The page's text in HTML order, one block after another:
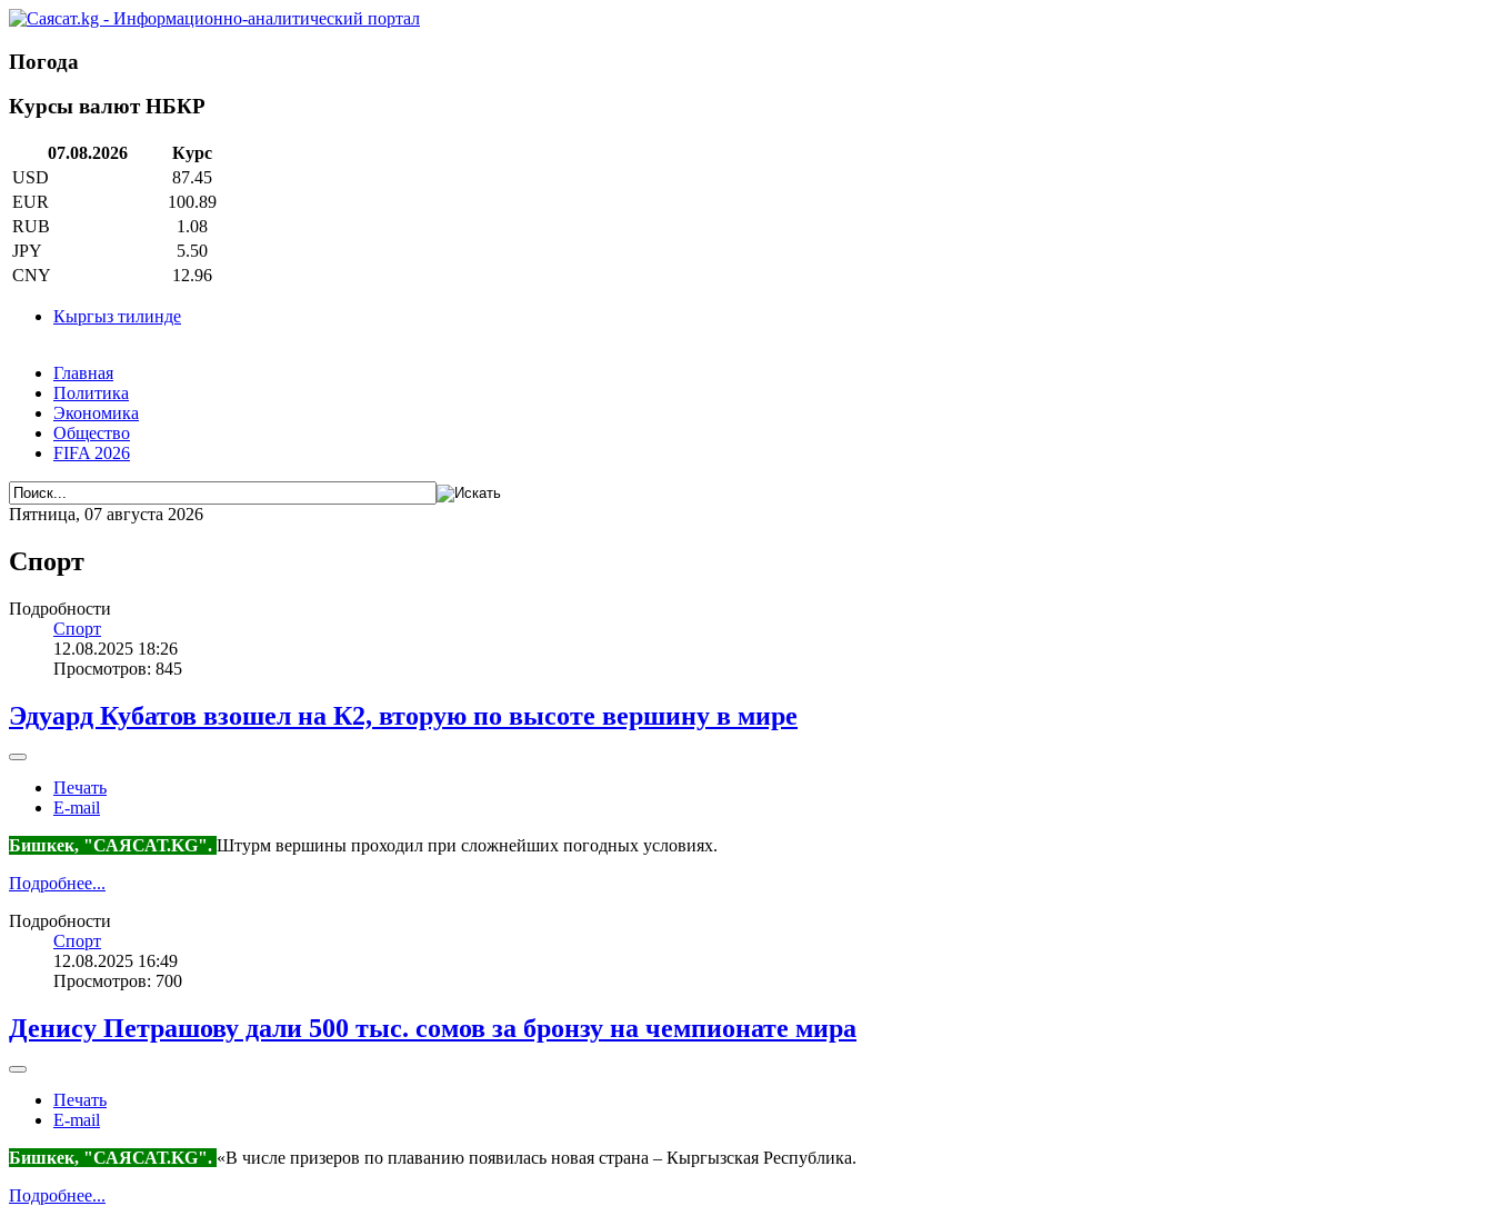
Погода
Курсы валют НБКР
07.08.2026
Курс
USD
87.45
EUR
100.89
RUB
1.08
JPY
5.50
CNY
12.96
Кыргыз тилинде
Главная
Политика
Экономика
Общество
FIFA 2026
Пятница, 07 августа 2026
Спорт
Подробности
Спорт
12.08.2025 18:26
Просмотров: 845
Эдуард Кубатов взошел на К2, вторую по высоте вершину в мире
Печать
E-mail
Бишкек, "САЯСАТ.KG". Штурм вершины проходил при сложнейших погодных условиях.
Подробнее...
Подробности
Спорт
12.08.2025 16:49
Просмотров: 700
Денису Петрашову дали 500 тыс. сомов за бронзу на чемпионате мира
Печать
E-mail
Бишкек, "САЯСАТ.KG". «В числе призеров по плаванию появилась новая страна – Кыргызская Республика.
Подробнее...